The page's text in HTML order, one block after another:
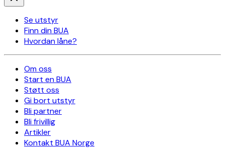
Se utstyr
Finn din BUA
Hvordan låne?
Om oss
Start en BUA
Støtt oss
Gi bort utstyr
Bli partner
Bli frivillig
Artikler
Kontakt BUA Norge